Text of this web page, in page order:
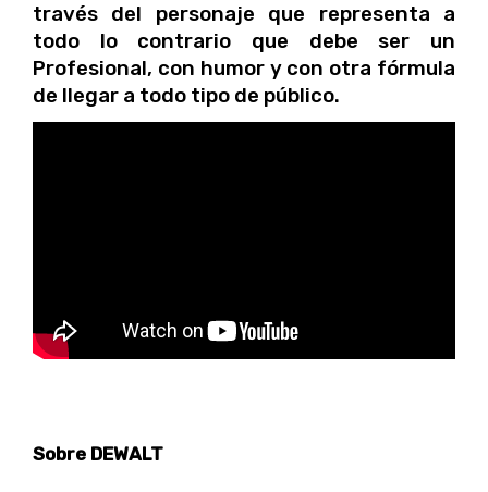
través del personaje que representa a
todo lo contrario que debe ser un
Profesional, con humor y con otra fórmula
de llegar a todo tipo de público.
Sobre DEWALT